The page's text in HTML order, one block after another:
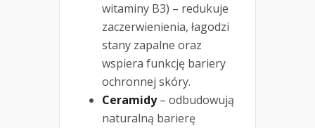
witaminy B3) – redukuje
zaczerwienienia, łagodzi
stany zapalne oraz
wspiera funkcję bariery
ochronnej skóry.
Ceramidy– odbudowują
naturalną barierę